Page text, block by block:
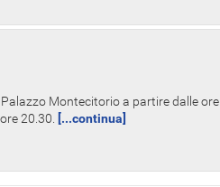
Montecitorio a partire dalle ore
20.30.
[...continua]